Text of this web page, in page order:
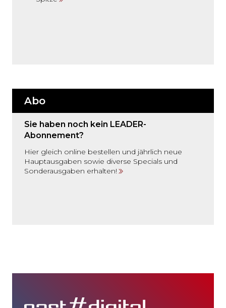
Abo
Sie haben noch kein LEADER-
Abonnement?
Hier gleich online bestellen und jährlich neue
Hauptausgaben sowie diverse Specials und
Sonderausgaben erhalten!